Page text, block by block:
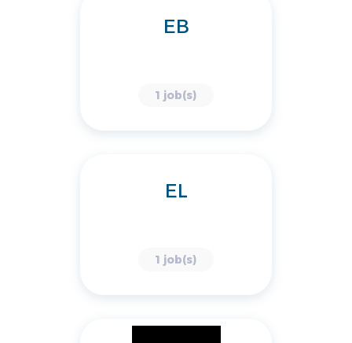
EB
1 job(s)
EL
1 job(s)